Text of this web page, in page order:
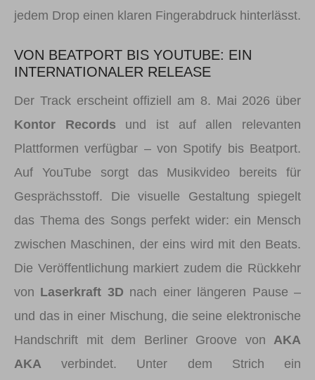
jedem Drop einen klaren Fingerabdruck hinterlässt.
VON BEATPORT BIS YOUTUBE: EIN
INTERNATIONALER RELEASE
Der Track erscheint offiziell am 8. Mai 2026 über
Kontor Records und ist auf allen relevanten
Plattformen verfügbar – von Spotify bis Beatport.
Auf YouTube sorgt das Musikvideo bereits für
Gesprächsstoff. Die visuelle Gestaltung spiegelt
das Thema des Songs perfekt wider: ein Mensch
zwischen Maschinen, der eins wird mit den Beats.
Die Veröffentlichung markiert zudem die Rückkehr
von Laserkraft 3D nach einer längeren Pause –
und das in einer Mischung, die seine elektronische
Handschrift mit dem Berliner Groove von AKA
AKA verbindet. Unter dem Strich ein